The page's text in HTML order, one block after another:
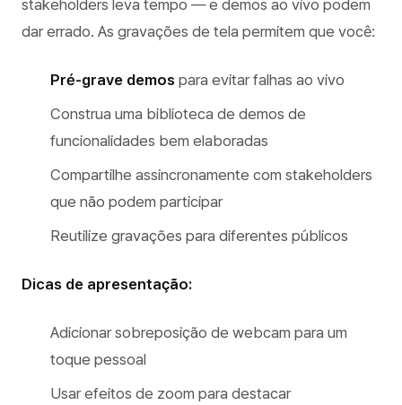
stakeholders leva tempo — e demos ao vivo podem
dar errado. As gravações de tela permitem que você:
Pré-grave demos para evitar falhas ao vivo
Construa uma biblioteca de demos de
funcionalidades bem elaboradas
Compartilhe assincronamente com stakeholders
que não podem participar
Reutilize gravações para diferentes públicos
Dicas de apresentação:
Adicionar sobreposição de webcam para um
toque pessoal
Usar efeitos de zoom para destacar